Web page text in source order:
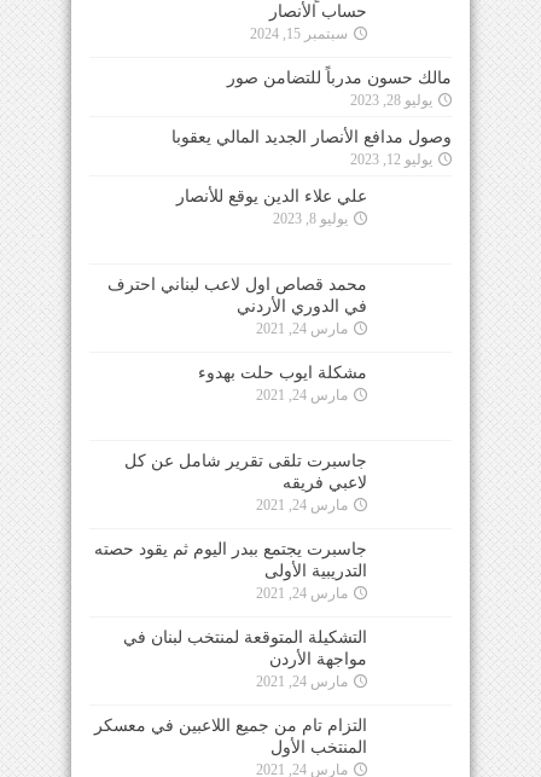
حساب الأنصار
سبتمبر 15, 2024
مالك حسون مدرباً للتضامن صور
يوليو 28, 2023
وصول مدافع الأنصار الجديد المالي يعقوبا
يوليو 12, 2023
علي علاء الدين يوقع للأنصار
يوليو 8, 2023
محمد قصاص اول لاعب لبناني احترف
في الدوري الأردني
مارس 24, 2021
مشكلة ايوب حلت بهدوء
مارس 24, 2021
جاسبرت تلقى تقرير شامل عن كل
لاعبي فريقه
مارس 24, 2021
جاسبرت يجتمع ببدر اليوم ثم يقود حصته
التدريبية الأولى
مارس 24, 2021
التشكيلة المتوقعة لمنتخب لبنان في
مواجهة الأردن
مارس 24, 2021
التزام تام من جميع اللاعبين في معسكر
المنتخب الأول
مارس 24, 2021